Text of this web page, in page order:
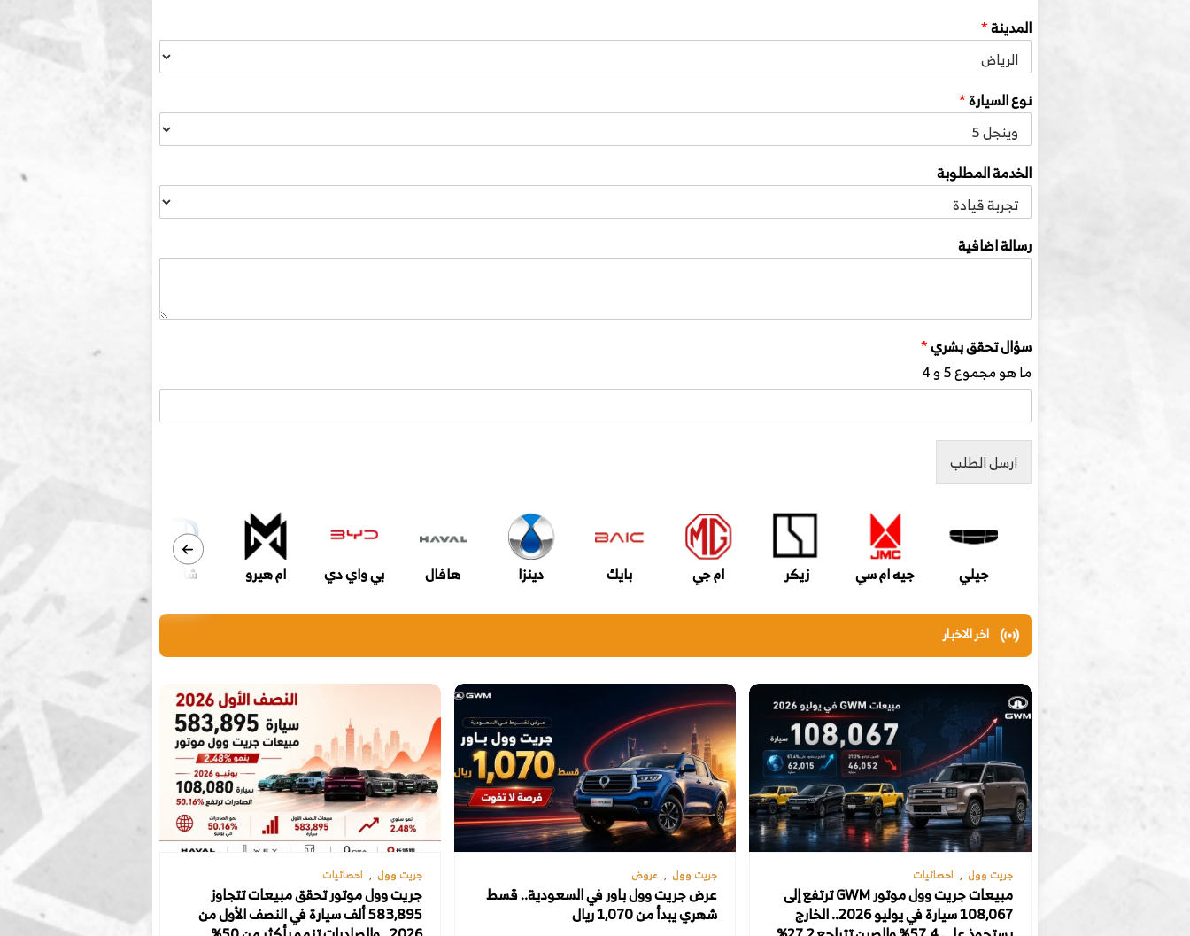
المدينة*
نوع السيارة*
الخدمة المطلوبة
رسالة اضافية
سؤال تحقق بشري*
ما هو مجموع 5 و 4
ارسل الطلب
جيلي جيه ام سي زيكر ام جي بايك دينزا هافال بي واي دي ام هيرو شانجان
اخر الاخبار
جريت وول احصائيات
مبيعات جريت وول موتور GWM ترتفع إلى
108,067 سيارة في يوليو 2026.. الخارج
جريت وول عروض
عرض جريت وول باور في السعودية.. قسط
شهري يبدأ من 1,070 ريال
جريت وول احصائيات
جريت وول موتور تحقق مبيعات تتجاوز
583,895 ألف سيارة في النصف الأول من